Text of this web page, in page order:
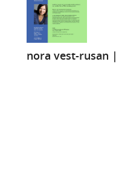
nora vest-rusan |